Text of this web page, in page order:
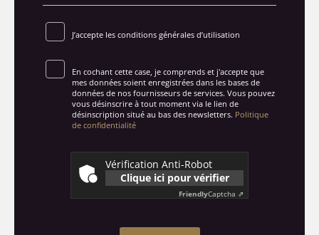
J’accepte les conditions générales d’utilisation
En cochant cette case, je comprends et j'accepte que
mes données soient enregistrées dans les bases de
données de nos fournisseurs de services. Vous pouvez
vous désinscrire à tout moment via le lien de
désinscription situé au bas des newsletters. Politique
de confidentialité
Vérification Anti-Robot
Clique ici pour vérifier
FriendlyCaptcha ⇗